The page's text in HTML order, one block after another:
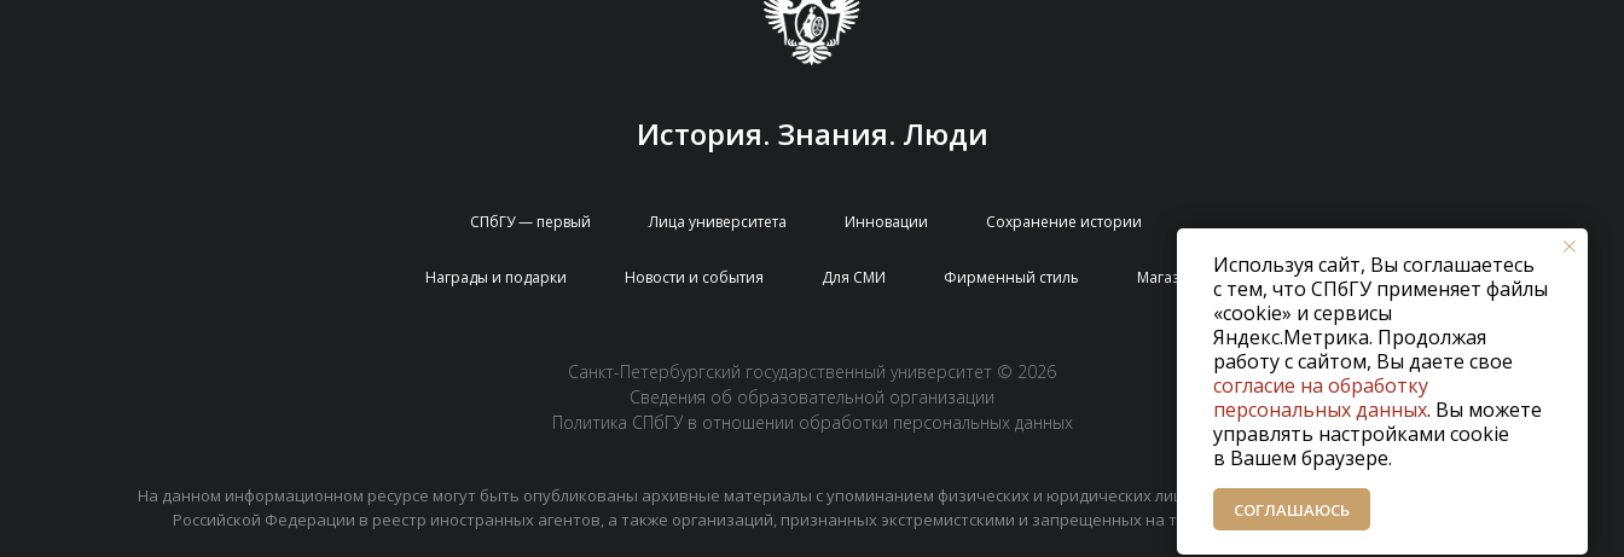
История. Знания. Люди
СПбГУ — первый Лица университета Инновации Сохранение истории
Награды и подарки Новости и события Для СМИ Фирменный стиль Магазин
Санкт-Петербургский государственный университет © 2026
Сведения об образовательной организации
Политика СПбГУ в отношении обработки персональных данных
На данном информационном ресурсе могут быть опубликованы архивные материалы с упоминанием физических и юридических лиц, включенных Министерством юстиции
Российской Федерации в реестр иностранных агентов, а также организаций, признанных экстремистскими и запрещенных на территории Российской Федерации.
Используя сайт, Вы соглашаетесь
с тем, что СПбГУ применяет файлы
«cookie» и сервисы
Яндекс.Метрика. Продолжая
работу с сайтом, Вы даете свое
согласие на обработку
персональных данных. Вы можете
управлять настройками cookie
в Вашем браузере.
СОГЛАШАЮСЬ